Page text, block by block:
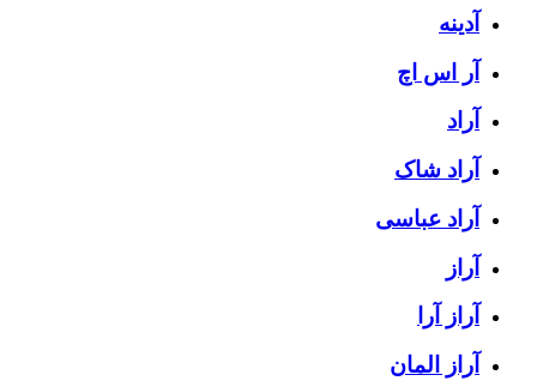
آدینه
آر اس اچ
آراد
آراد شاک
آراد عباسی
آراز
آراز آرا
آراز المان